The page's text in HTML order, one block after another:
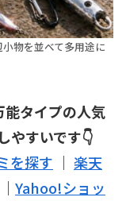
物を並べて多用途に
能タイプの人気
やすいです👇
を探す ｜ 楽天
｜ Yahoo!ショッ